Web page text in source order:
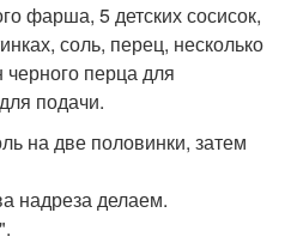
фарша, 5 детских сосисок,
соль, перец, несколько
черного перца для
подачи.
на две половинки, затем
надреза делаем.